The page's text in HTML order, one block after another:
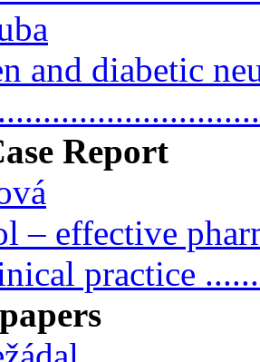
and diabetic
Report
– effective
practice